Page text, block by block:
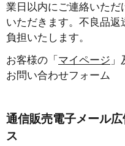
業日以内にご連絡いただ
いただきます。不良品
負担いたします。
お客様の「 マイページ 」
お問い合わせフォーム
通信販売電子メール
ス